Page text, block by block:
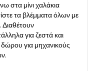
στα μίνι χαλάκια
τα βλέμματα όλων με
για ζεστά και
για μηχανικούς